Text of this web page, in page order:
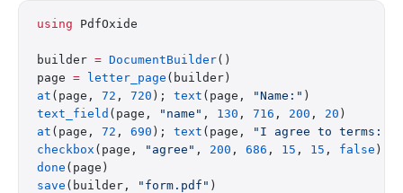
using PdfOxide
builder = DocumentBuilder()
page = letter_page (builder)
at (page, 72 , 720 ); text (page, "Name:" )
text_field (page, "name" , 130 , 716 , 200 , 20 )
at (page, 72 , 690 ); text (page, "I agree to terms:"
checkbox (page, "agree" , 200 , 686 , 15 , 15 , false )
done (page)
save (builder, "form.pdf" )